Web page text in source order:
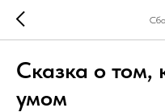
Сказка о том,
умом